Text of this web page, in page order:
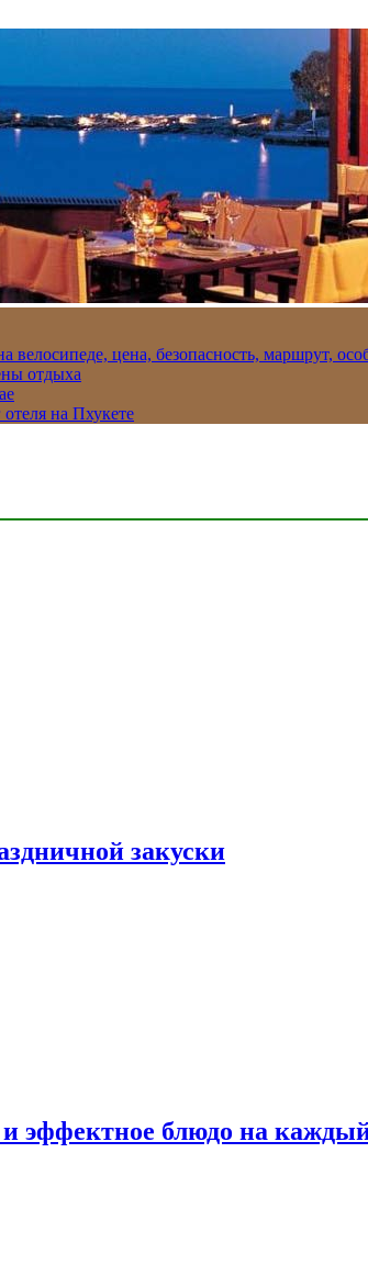
цена, безопасность, маршрут,
отдыха
на Пхукете
закуски
эффектное блюдо на